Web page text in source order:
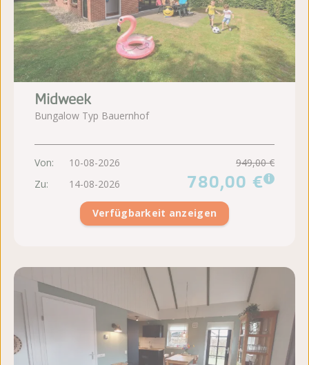
Midweek
Bungalow Typ Bauernhof
Von: 10-08-2026
949,00 €
Zu:
14-08-2026 780,00 € i
Verfügbarkeit anzeigen